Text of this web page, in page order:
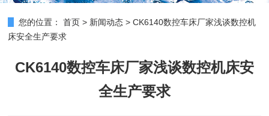
您的位置： 首页 > 新闻动态 >CK6140数控车床厂家浅谈数控机
床安全生产要求
CK6140数控车床厂家浅谈数控机床安
全生产要求